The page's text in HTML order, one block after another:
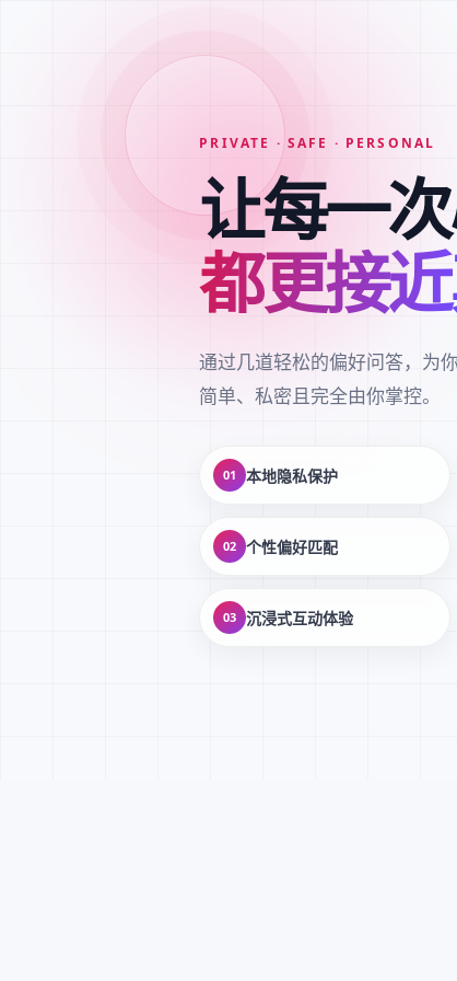
PRIVATE · SAFE · PERSONAL
让每一
都更接
通过几道轻松的偏好问答，为
简单、私密且完全由你掌控。
01 本地隐私保护
02 个性偏好匹配
03 沉浸式互动体验